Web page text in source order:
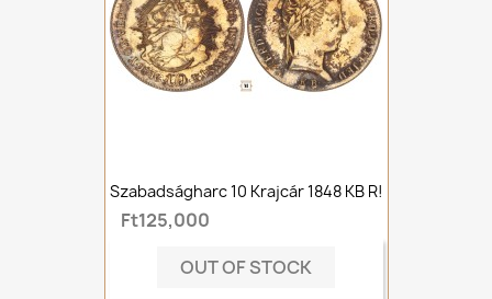
Szabadságharc 10 Krajcár 1848 KB R!
Ft125,000
OUT OF STOCK